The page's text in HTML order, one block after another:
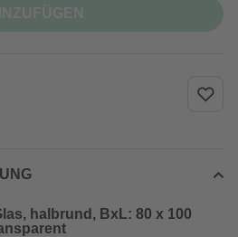
halbrund, BxL: 80 x 100